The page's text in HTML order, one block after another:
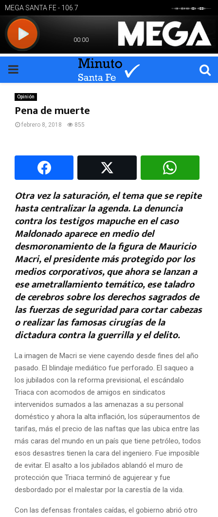
PRIMARY
MENU
Opinión
Pena de muerte
febrero 8, 2018 855
Otra vez la saturación, el tema que se repite
hasta centralizar la agenda. La denuncia
contra los testigos mapuche en el caso
Maldonado aparece en medio del
desmoronamiento de la figura de Mauricio
Macri, el presidente más protegido por los
medios corporativos, que ahora se lanzan a
ese ametrallamiento temático, ese taladro
de cerebros sobre los derechos sagrados de
las fuerzas de seguridad para cortar cabezas
o realizar las famosas cirugías de la
dictadura contra la guerrilla y el delito.
La imagen de Macri se viene cayendo desde fines del año
pasado. El blindaje mediático fue perforado. El saqueo a
los jubilados con la reforma previsional, el escándalo
Triaca con acomodos de amigos en sindicatos
intervenidos sumados a las amenazas a su personal
doméstico y ahora la alta inflación, los súperaumentos de
tarifas, más el precio de las naftas que las ubica entre las
más caras del mundo en un país que tiene petróleo, todos
esos desastres tienen la cara del ingeniero. Fue imposible
de evitar. El asalto a los jubilados ablandó el muro de
protección que Triaca terminó de agujerear y fue
desbordado por el malestar por la carestía de la vida.
Con las defensas frontales caídas, el gobierno abrió otro